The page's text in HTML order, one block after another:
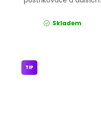
Skladem
TIP